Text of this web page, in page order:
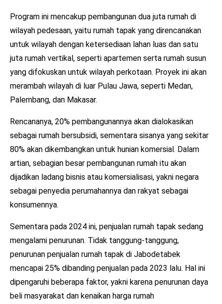
Program ini mencakup pembangunan dua juta rumah di
wilayah pedesaan, yaitu rumah tapak yang direncanakan
untuk wilayah dengan ketersediaan lahan luas dan satu
juta rumah vertikal, seperti apartemen serta rumah susun
yang difokuskan untuk wilayah perkotaan. Proyek ini akan
merambah wilayah di luar Pulau Jawa, seperti Medan,
Palembang, dan Makasar.
Rencananya, 20% pembangunannya akan dialokasikan
sebagai rumah bersubsidi, sementara sisanya yang sekitar
80% akan dikembangkan untuk hunian komersial. Dalam
artian, sebagian besar pembangunan rumah itu akan
dijadikan ladang bisnis atau komersialisasi, yakni negara
sebagai penyedia perumahannya dan rakyat sebagai
konsumennya.
Sementara pada 2024 ini, penjualan rumah tapak sedang
mengalami penurunan. Tidak tanggung-tanggung,
penurunan penjualan rumah tapak di Jabodetabek
mencapai 25% dibanding penjualan pada 2023 lalu. Hal ini
dipengaruhi beberapa faktor, yakni karena penurunan daya
beli masyarakat dan kenaikan harga rumah